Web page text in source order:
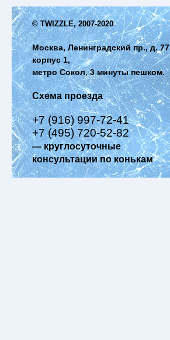
© TWIZZLE, 2007-2020
Москва, Ленинградский пр., д. 77
корпус 1,
метро Сокол, 3 минуты пешком.
Схема проезда
+7 (916) 997-72-41
+7 (495) 720-52-82
— круглосуточные
консультации по конькам